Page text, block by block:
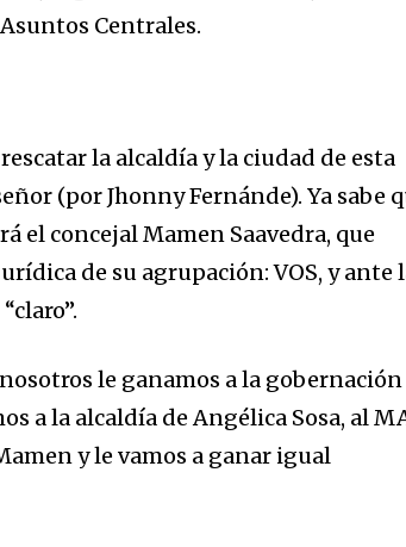
Centrales.
la alcaldía y la ciudad de esta
(por Jhonny Fernánde). Ya sabe
el concejal Mamen Saavedra, que
de su agrupación: VOS, y ante
le ganamos a la
a la alcaldía de Angélica Sosa, al
y le vamos a ganar igual